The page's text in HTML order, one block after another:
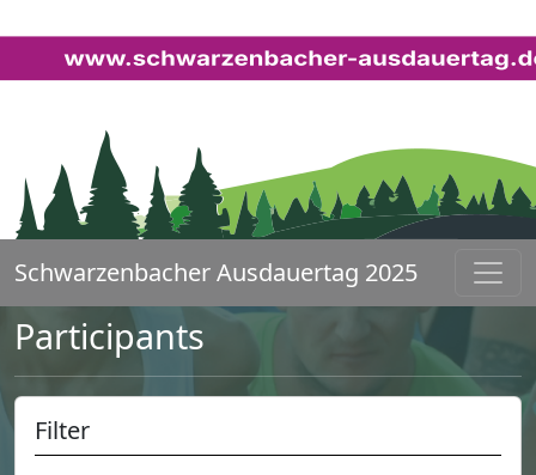
Schwarzenbacher Ausdauertag 2025
Participants
Filter